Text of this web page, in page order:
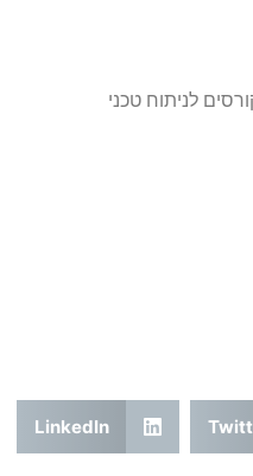
לניתוח טכני
LinkedIn